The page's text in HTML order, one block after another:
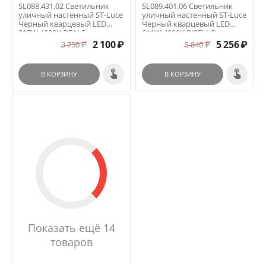
SL088.431.02 Светильник
уличный настенный ST-Luce
Черный кварцевый LED
2*7W 4000K DEALE
3 750₽ 2 100₽
В КОРЗИНУ
SL089.401.06 Светильник
уличный настенный ST-Luce
Черный кварцевый LED
6*1W 4000K BISELLO
5 840₽ 5 256₽
В КОРЗИНУ
Показать ещё 14
товаров